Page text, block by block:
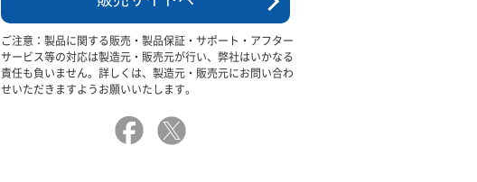
ご注意：製品に関する販売・製品保証・サポート・アフター
サービス等の対応は製造元・販売元が行い、弊社はいかなる
責任も負いません。詳しくは、製造元・販売元にお問い合わ
せいただきますようお願いいたします。